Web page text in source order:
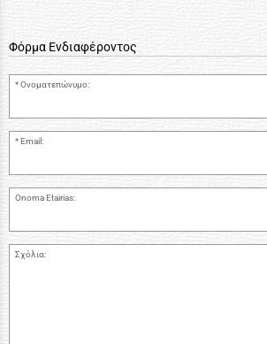
Φόρμα Ενδιαφέροντος
Ονοματεπώνυμο:
Email:
Onoma Etairias:
Σχόλια: